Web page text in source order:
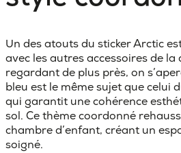
Un des atouts du sticker Arctic
avec les autres accessoires de la
regardant de plus près, on
bleu est le même sujet que celui
qui garantit une cohérence
sol. Ce thème coordonné
chambre d’enfant, créant un
soigné.